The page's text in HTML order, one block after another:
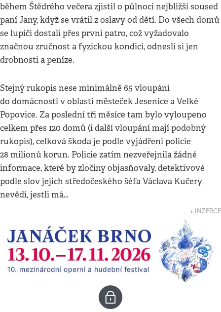
během Štědrého večera zjistil o půlnoci nejbližší soused
paní Jany, když se vrátil z oslavy od dětí. Do všech domů
se lupiči dostali přes první patro, což vyžadovalo
značnou zručnost a fyzickou kondici, odnesli si jen
drobnosti a peníze.
Stejný rukopis nese minimálně 65 vloupání
do domácností v oblasti městeček Jesenice a Velké
Popovice. Za poslední tři měsíce tam bylo vyloupeno
celkem přes 120 domů (i další vloupání mají podobný
rukopis), celková škoda je podle vyjádření policie
28 milionů korun. Policie zatím nezveřejnila žádné
informace, které by zločiny objasňovaly, detektivové
podle slov jejich středočeského šéfa Václava Kučery
nevědí, jestli má…
↓ INZERCE